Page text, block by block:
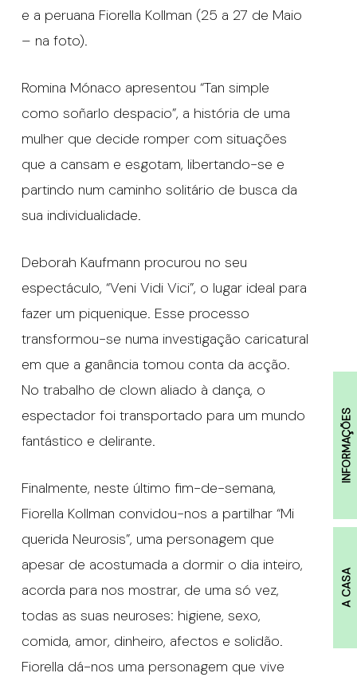
INFORMAÇÕES
A CASA
e a peruana Fiorella Kollman (25 a 27 de Maio
– na foto).
Romina Mónaco apresentou “Tan simple
como soñarlo despacio”, a história de uma
mulher que decide romper com situações
que a cansam e esgotam, libertando-se e
partindo num caminho solitário de busca da
sua individualidade.
Deborah Kaufmann procurou no seu
espectáculo, “Veni Vidi Vici”, o lugar ideal para
fazer um piquenique. Esse processo
transformou-se numa investigação caricatural
em que a ganância tomou conta da acção.
No trabalho de clown aliado à dança, o
espectador foi transportado para um mundo
fantástico e delirante.
Finalmente, neste último fim-de-semana,
Fiorella Kollman convidou-nos a partilhar “Mi
querida Neurosis”, uma personagem que
apesar de acostumada a dormir o dia inteiro,
acorda para nos mostrar, de uma só vez,
todas as suas neuroses: higiene, sexo,
comida, amor, dinheiro, afectos e solidão.
Fiorella dá-nos uma personagem que vive